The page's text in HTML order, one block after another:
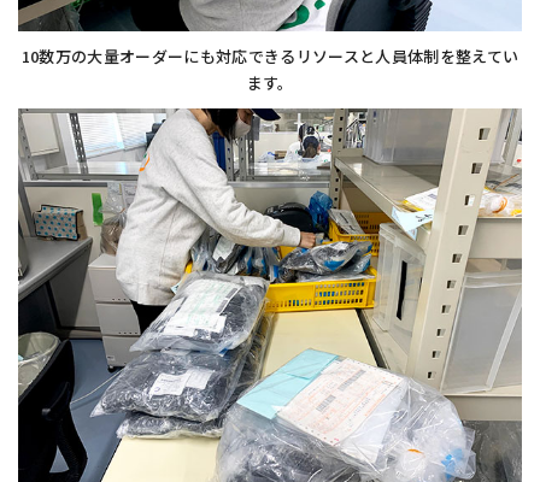
10数万の大量オーダーにも対応できるリソースと人員体制を整えてい
ます。